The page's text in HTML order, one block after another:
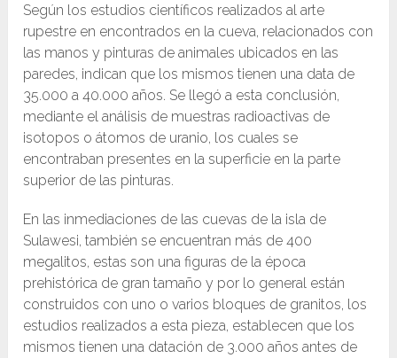
Según los estudios científicos realizados al arte
rupestre en encontrados en la cueva, relacionados con
las manos y pinturas de animales ubicados en las
paredes, indican que los mismos tienen una data de
35.000 a 40.000 años. Se llegó a esta conclusión,
mediante el análisis de muestras radioactivas de
isotopos o átomos de uranio, los cuales se
encontraban presentes en la superficie en la parte
superior de las pinturas.
En las inmediaciones de las cuevas de la isla de
Sulawesi, también se encuentran más de 400
megalitos, estas son una figuras de la época
prehistórica de gran tamaño y por lo general están
construidos con uno o varios bloques de granitos, los
estudios realizados a esta pieza, establecen que los
mismos tienen una datación de 3.000 años antes de